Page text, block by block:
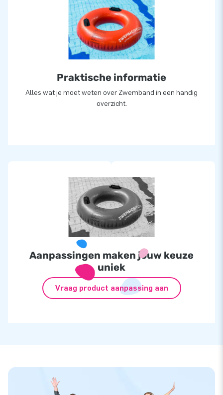
Praktische informatie
Alles wat je moet weten over Zwemband in een handig
overzicht.
Aanpassingen maken jouw keuze
uniek
Vraag product aanpassing aan